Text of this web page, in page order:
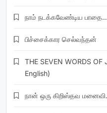
நாம் நடக்கவேண்டிய பாதை…
பிச்சைக்கார செல்வந்தன்
THE SEVEN WORDS OF
English)
நான் ஒரு கிறிஸ்தவ மனைவி.